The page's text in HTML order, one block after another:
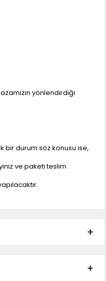
yönlendirdiği
durum söz konusu ise,
ve paketi teslim